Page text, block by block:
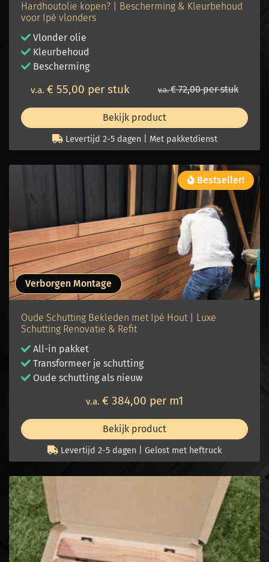
Hardhoutolie kopen? | Bescherming & Kleurbehoud
voor Ipé vlonders
Vlonder olie
Kleurbehoud
Bescherming
v.a. € 55,00 per stuk v.a.€ 72,00 per stuk
Bekijk product
Levertijd 2-5 dagen | Met pakketdienst
Bestseller!
Verborgen Montage
Oude Schutting Bekleden met Ipé Hout | Luxe
Schutting Renovatie & Refit
All-in pakket
Transformeer je schutting
Oude schutting als nieuw
v.a. € 384,00 per m1
Bekijk product
Levertijd 2-5 dagen | Gelost met heftruck